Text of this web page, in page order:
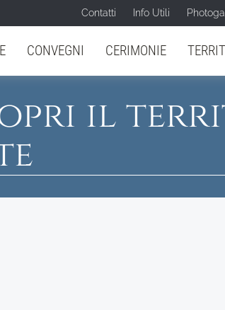
Contatti Info Utili
CONVEGNI CERIMONIE
il